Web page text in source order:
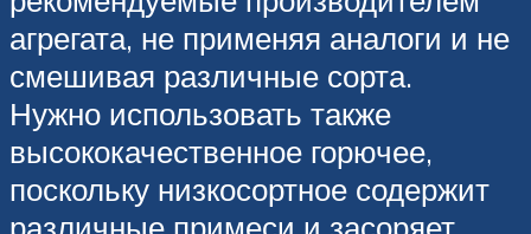
агрегата, не применяя аналоги и не
смешивая различные сорта.
Нужно использовать также
высококачественное горючее,
поскольку низкосортное содержит